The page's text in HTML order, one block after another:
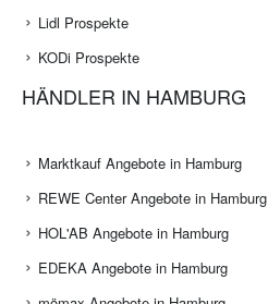
Lidl Prospekte
KODi Prospekte
HÄNDLER IN HAMBURG
Marktkauf Angebote in Hamburg
REWE Center Angebote in Hamburg
HOL'AB Angebote in Hamburg
EDEKA Angebote in Hamburg